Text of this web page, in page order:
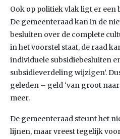
Ook op politiek vlak ligt er
De gemeenteraad kan in de
besluiten over de complete
in het voorstel staat, de raad
individuele subsidiebesluiten
subsidieverdeling wijzigen’.
geleden – geld ‘van groot
meer.
De gemeenteraad steunt het
lijnen, maar vreest tegelijk